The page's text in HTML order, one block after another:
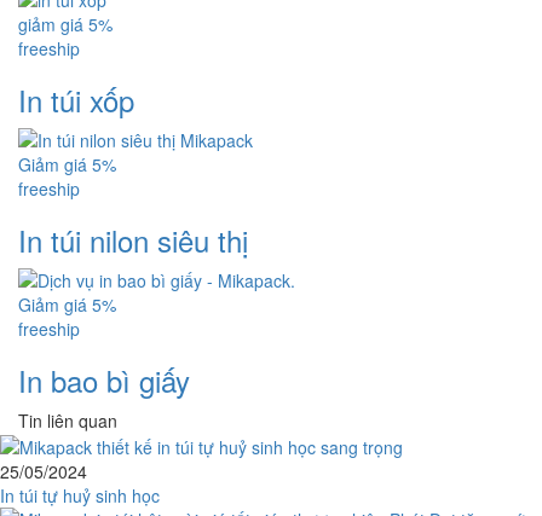
giảm giá 5%
freeship
In túi xốp
Giảm giá 5%
freeship
In túi nilon siêu thị
Giảm giá 5%
freeship
In bao bì giấy
Tin liên quan
25/05/2024
In túi tự huỷ sinh học